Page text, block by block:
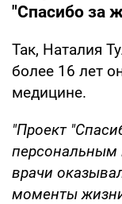
"Спасибо за
Так, Наталия
более 16 лет
медицине.
"Проект
персональным
врачи
моменты